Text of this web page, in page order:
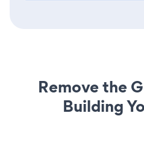
Remove the
Building